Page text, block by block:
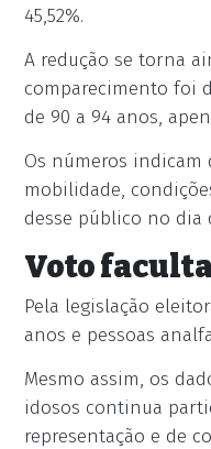
45,52%.
A redução se torna
comparecimento foi
de 90 a 94 anos,
Os números indicam
mobilidade,
desse público no dia
Voto
Pela legislação
anos e pessoas
Mesmo assim, os
idosos continua
representação e de